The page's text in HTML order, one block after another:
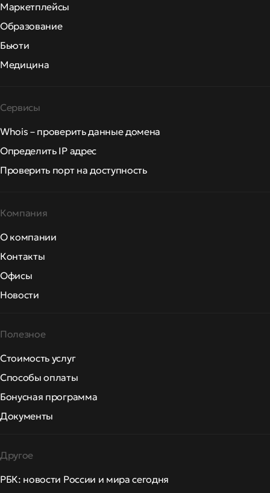
Маркетплейсы
Образование
Бьюти
Медицина
Сервисы
Whois – проверить данные домена
Определить IP адрес
Проверить порт на доступность
Компания
О компании
Контакты
Офисы
Новости
Полезное
Стоимость услуг
Способы оплаты
Бонусная программа
Документы
Другое
РБК: новости России и мира сегодня